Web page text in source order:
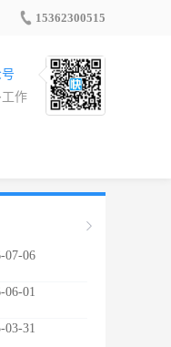
15362300515
作
07-06
06-01
03-31